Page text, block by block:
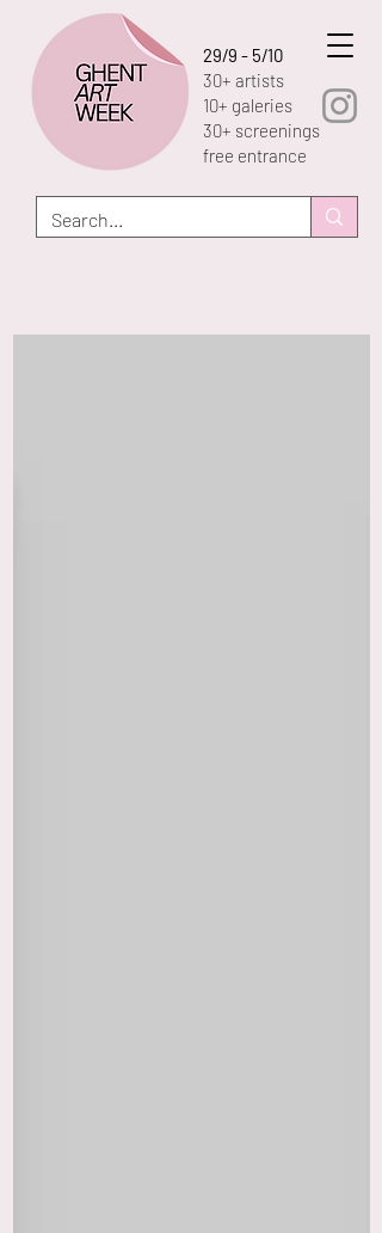
29/9 - 5/10
30+ artists
10+ galeries
30+ screenings
free entrance